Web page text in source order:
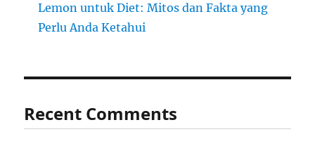
Lemon untuk Diet: Mitos dan Fakta yang
Perlu Anda Ketahui
Recent Comments